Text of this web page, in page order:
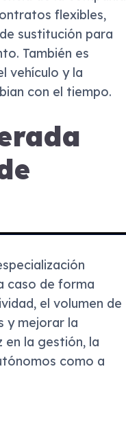
flexibles,
sustitución para
También es
vehículo y la
con el tiempo.
caso de forma
el volumen de
y mejorar la
en la gestión, la
como a